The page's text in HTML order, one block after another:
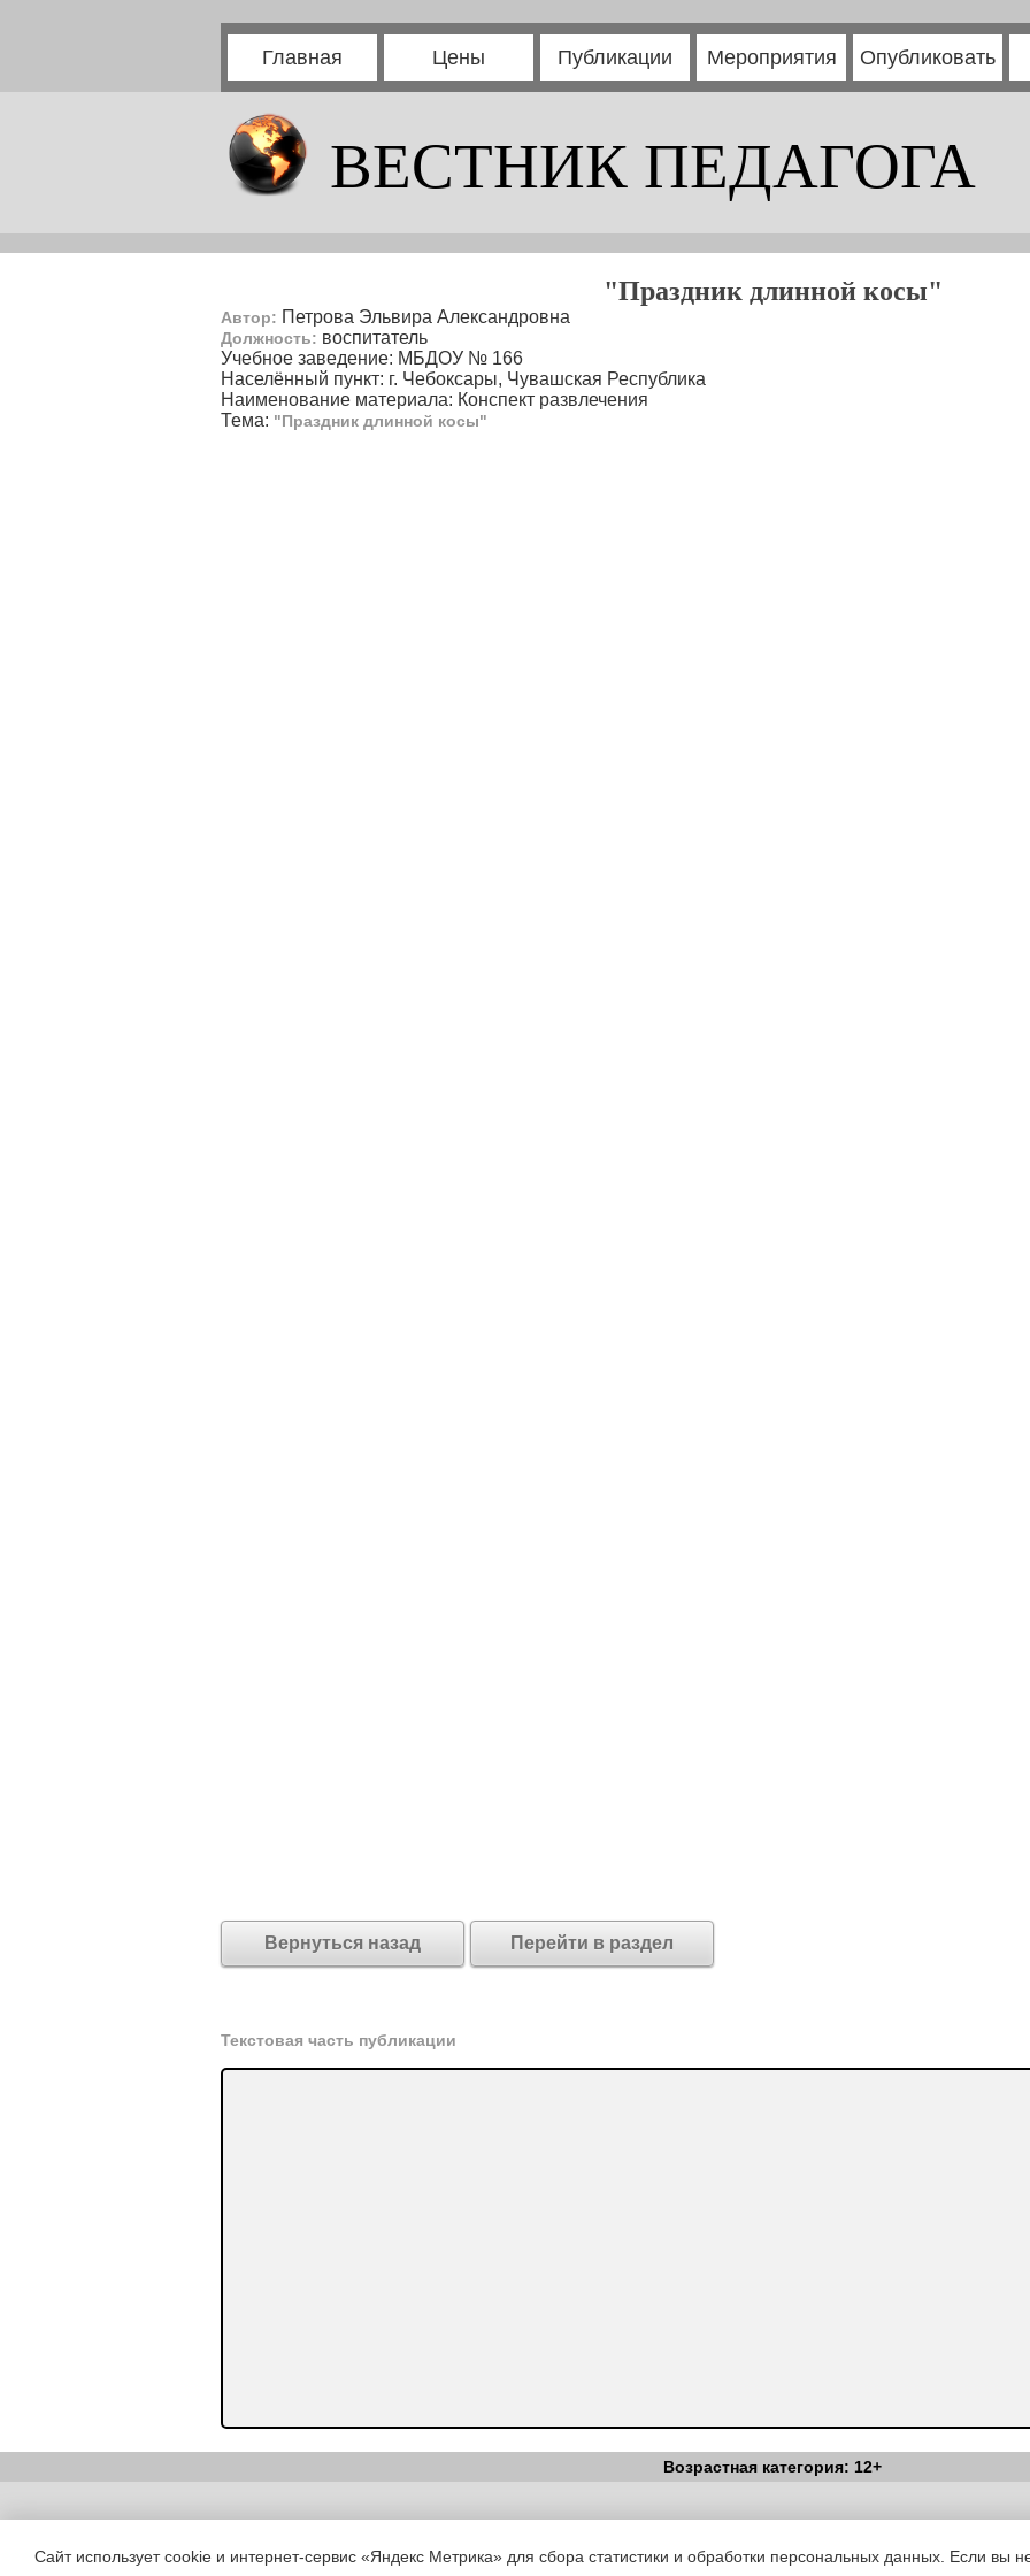
Главная Цены Публикации Мероприятия Опубликовать
ВЕСТНИК ПЕДАГОГА
"Праздник длинной косы"
Автор: Петрова Эльвира Александровна
Должность: воспитатель
Учебное заведение: МБДОУ № 166
Населённый пункт: г. Чебоксары, Чувашская Республика
Наименование материала: Конспект развлечения
Тема: "Праздник длинной косы"
Вернуться назад Перейти в раздел
Текстовая часть публикации
Возрастная категория: 12+
Copyright (c) |Вестник Педагога|Об издании|Условия|Политика
Сайт использует cookie и интернет-сервис «Яндекс Метрика» для сбора статистики и обработки персональных данных. Если вы